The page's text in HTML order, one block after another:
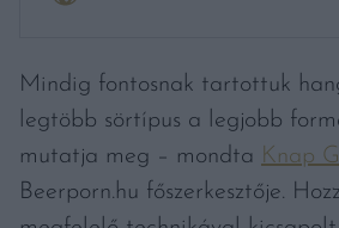
Mindig fontosnak tartottuk
legtöbb sörtípus a legjobb
mutatja meg – mondta Knap
Beerporn.hu főszerkesztője.